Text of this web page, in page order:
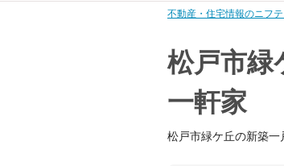
不動産・住宅情報のニフ
松戸市緑
一軒家
松戸市緑ケ丘の新築